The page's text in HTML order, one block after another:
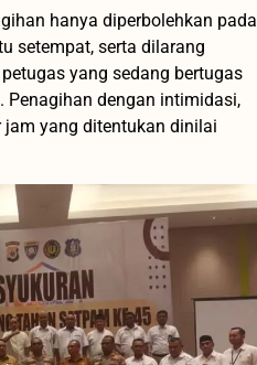
hanya diperbolehkan pada
setempat, serta dilarang
yang sedang bertugas
Penagihan dengan intimidasi,
yang ditentukan dinilai